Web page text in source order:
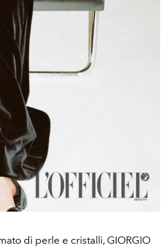
di perle e cristalli, GIORGIO